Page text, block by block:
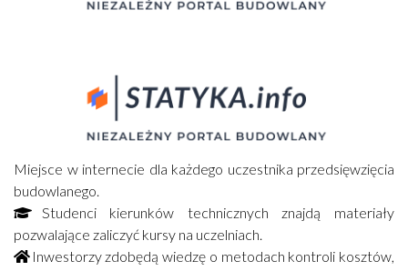
Miejsce w internecie dla każdego uczestnika przedsięwzięcia
budowlanego.
Studenci kierunków technicznych znajdą materiały
pozwalające zaliczyć kursy na uczelniach.
Inwestorzy zdobędą wiedzę o metodach kontroli kosztów,